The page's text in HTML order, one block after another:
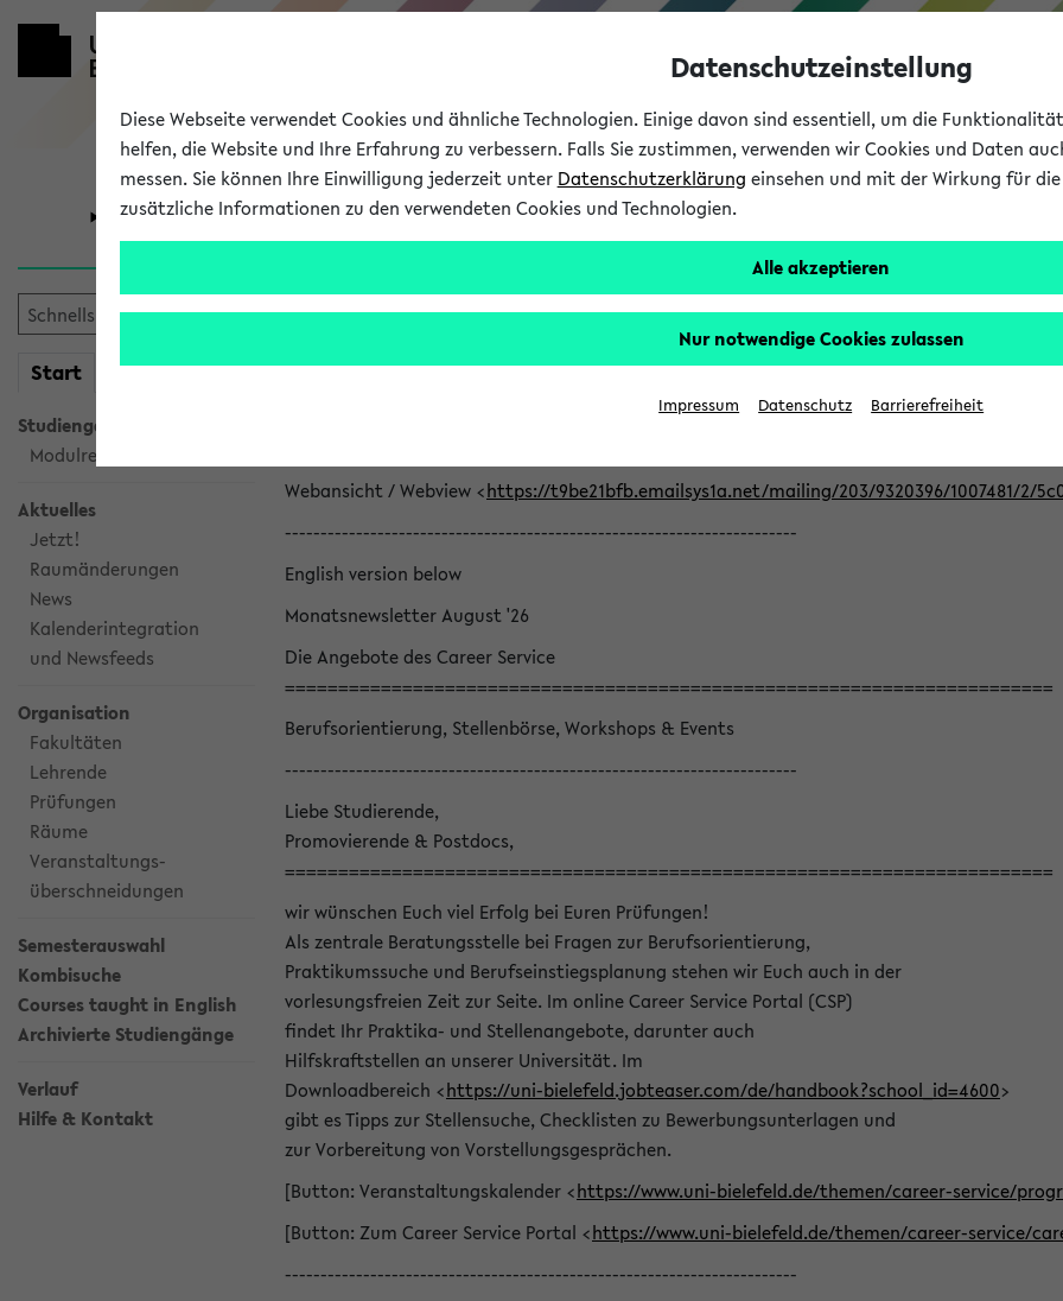
Universität Forschung Studium
Start meineKVV
Studiengangsauswahl
Modulrecherche
Aktuelles
Jetzt!
Raumänderungen
News
Kalenderintegration
und Newsfeeds
Organisation
Fakultäten
Lehrende
Prüfungen
Räume
Veranstaltungs-
überschneidungen
Semesterauswahl
Kombisuche
Courses taught in English
Archivierte Studiengänge
Verlauf
Hilfe & Kontakt
eKVV News
👉 Neue Angebote zur Berufsorientierung an der
Webansicht / Webview <https://t9be21bfb.emailsys1a.net/mailing/203/9320396/1007481/2/
------------------------------------------------------------------------
English version below
Monatsnewsletter August '26
Die Angebote des Career Service
========================================================================
Berufsorientierung, Stellenbörse, Workshops & Events
------------------------------------------------------------------------
Liebe Studierende,
Promovierende & Postdocs,
========================================================================
wir wünschen Euch viel Erfolg bei Euren Prüfungen!
Als zentrale Beratungsstelle bei Fragen zur Berufsorientierung,
Praktikumssuche und Berufseinstiegsplanung stehen wir Euch auch in der
vorlesungsfreien Zeit zur Seite. Im online Career Service Portal (CSP)
findet Ihr Praktika- und Stellenangebote, darunter auch
Hilfskraftstellen an unserer Universität. Im
Downloadbereich <https://uni-bielefeld.jobteaser.com/de/handbook?school_id=4600>
gibt es Tipps zur Stellensuche, Checklisten zu Bewerbungsunterlagen und
zur Vorbereitung von Vorstellungsgesprächen.
[Button: Veranstaltungskalender <https://www.uni-bielefeld.de/themen/career-service/
[Button: Zum Career Service Portal <https://www.uni-bielefeld.de/themen/career-service/
------------------------------------------------------------------------
Datenschutzeinstellung
Diese Webseite verwendet Cookies und ähnliche Technologien. Einige davon sind essentiell, um die
helfen, die Website und Ihre Erfahrung zu verbessern. Falls Sie zustimmen, verwenden wir Cookies und Daten
messen. Sie können Ihre Einwilligung jederzeit unter Datenschutzerklärung einsehen und mit der Wirkung für
zusätzliche Informationen zu den verwendeten Cookies und Technologien.
Alle akzeptieren
Nur notwendige Cookies zulassen
Impressum Datenschutz Barrierefreiheit